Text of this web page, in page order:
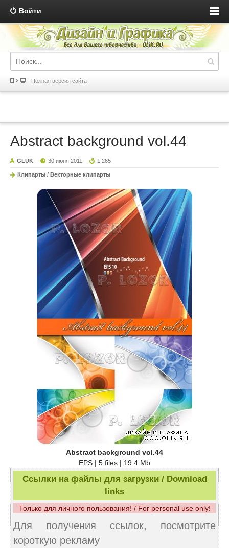
Войти
Полная версия сайта
Abstract background vol.44
GLUK 30 июня 2011 1 265
Клипарты / Векторные клипарты
Abstract background vol.44
EPS | 5 files | 19.4 Mb
Ссылки на файлы для загрузки / Download
links
Только для личного пользования! / For personal use only!
Для получения ссылок, посмотрите
короткую рекламу